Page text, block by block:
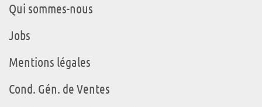
Qui sommes-nous
Jobs
Mentions légales
Cond. Gén. de Ventes